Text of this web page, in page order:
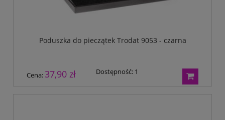
Poduszka do pieczątek Trodat 9053 - czarna
Cena: 37,90 zł Dostępność: 1